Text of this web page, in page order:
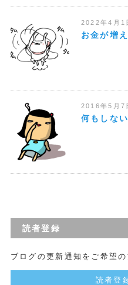
オン
2022年4月1
お金が増
2016年5月7
何もしな
読者登録
ブログの更新通知をご希望
読者登